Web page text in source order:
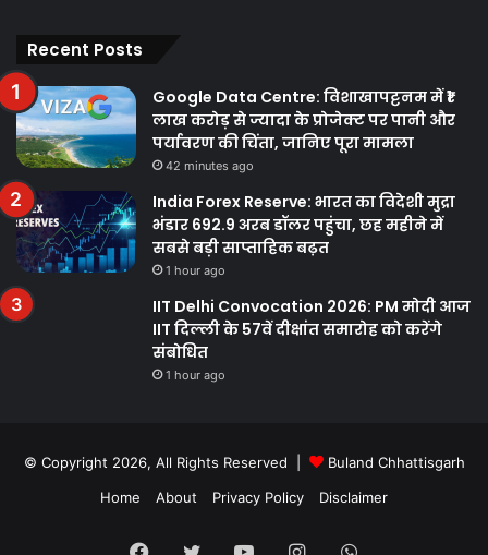
Recent Posts
Google Data Centre: विशाखापट्टनम में ₹1
लाख करोड़ से ज्यादा के प्रोजेक्ट पर पानी और
पर्यावरण की चिंता, जानिए पूरा मामला
42 minutes ago
India Forex Reserve: भारत का विदेशी मुद्रा
भंडार 692.9 अरब डॉलर पहुंचा, छह महीने में
सबसे बड़ी साप्ताहिक बढ़त
1 hour ago
IIT Delhi Convocation 2026: PM मोदी आज
IIT दिल्ली के 57वें दीक्षांत समारोह को करेंगे
संबोधित
1 hour ago
© Copyright 2026, All Rights Reserved |
Buland Chhattisgarh
Home
About Privacy Policy Disclaimer